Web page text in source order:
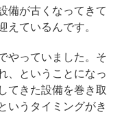
備が古くなってきて
えているんです。
やっていました。そ
、ということになっ
てきた設備を巻き取
いうタイミングがき